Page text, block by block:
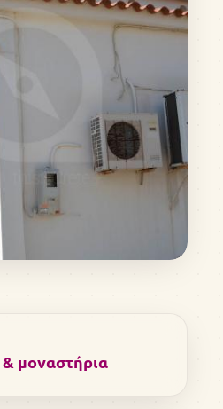
& μοναστήρια